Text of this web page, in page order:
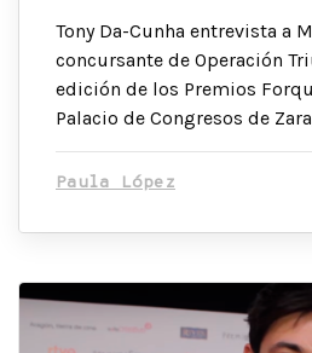
Tony Da-Cunha entrevista a
concursante de Operación
edición de los Premios
Palacio de Congresos de
Paula López